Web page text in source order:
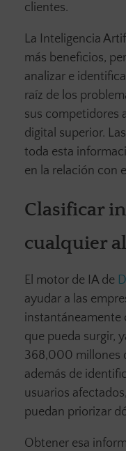
clientes.
La Inteligencia
más beneficios,
analizar e
raíz de los
sus competidores
digital superior.
toda esta
en la relación con
Clasificar
cualquier
El motor de IA de
ayudar a las
instantáneamente
que pueda surgir,
368,000 millones
además de
usuarios
puedan priorizar
Obtener esa